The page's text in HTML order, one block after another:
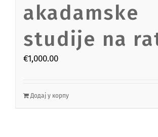
akadamske
studije na
€1,000.00
Додај у корпу